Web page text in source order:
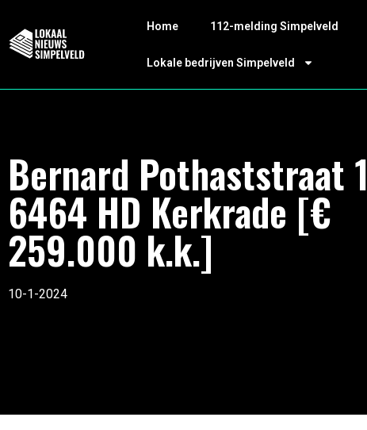
Home 112-melding Simpelveld
Lokale bedrijven Simpelveld
Bernard Pothaststraat 1
6464 HD Kerkrade [€
259.000 k.k.]
10-1-2024